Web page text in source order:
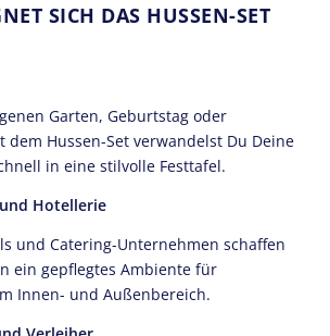
SICH DAS HUSSEN-SET
Garten, Geburtstag oder
dem Hussen-Set verwandelst Du Deine
in eine stilvolle Festtafel.
Hotellerie
und Catering-Unternehmen schaffen
ein gepflegtes Ambiente für
Innen- und Außenbereich.